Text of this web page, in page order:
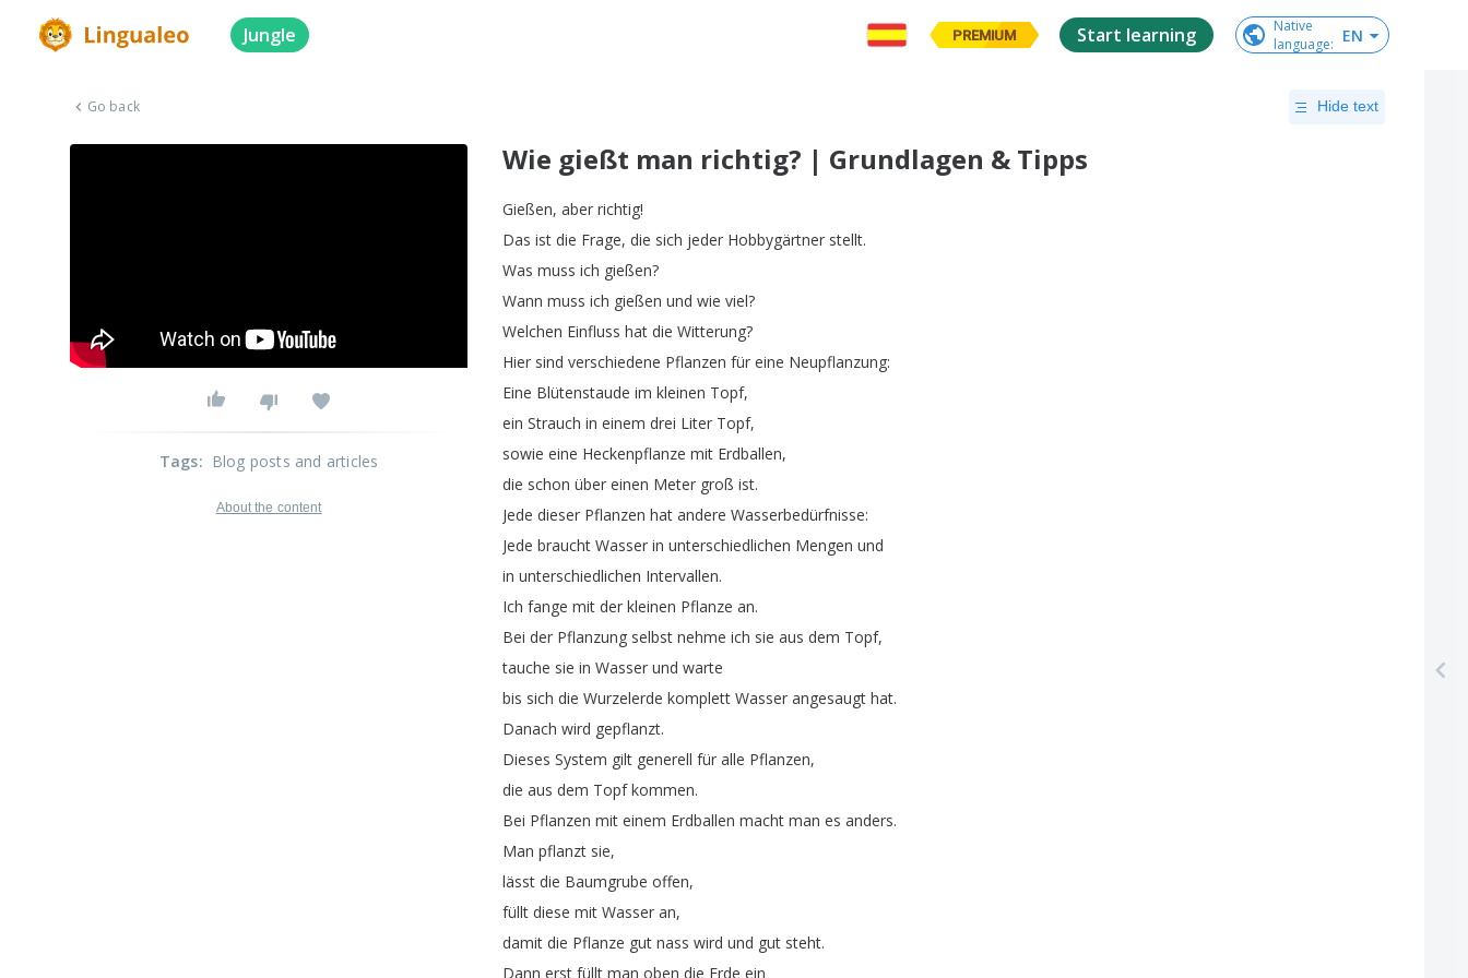
Jungle PREMIUM Start learning
Native
language: EN
Go back Hide text
Wie gießt man richtig? | Grundlagen & Tipps
Gießen, aber richtig!
Das ist die Frage, die sich jeder Hobbygärtner stellt.
Was muss ich gießen?
Wann muss ich gießen und wie viel?
Welchen Einfluss hat die Witterung?
Hier sind verschiedene Pflanzen für eine Neupflanzung:
Eine Blütenstaude im kleinen Topf,
ein Strauch in einem drei Liter Topf,
sowie eine Heckenpflanze mit Erdballen,
die schon über einen Meter groß ist.
Jede dieser Pflanzen hat andere Wasserbedürfnisse:
Jede braucht Wasser in unterschiedlichen Mengen und
in unterschiedlichen Intervallen.
Ich fange mit der kleinen Pflanze an.
Bei der Pflanzung selbst nehme ich sie aus dem Topf,
tauche sie in Wasser und warte
bis sich die Wurzelerde komplett Wasser angesaugt hat.
Danach wird gepflanzt.
Dieses System gilt generell für alle Pflanzen,
die aus dem Topf kommen.
Bei Pflanzen mit einem Erdballen macht man es anders.
Man pflanzt sie,
lässt die Baumgrube offen,
füllt diese mit Wasser an,
damit die Pflanze gut nass wird und gut steht.
Dann erst füllt man oben die Erde ein
Tags: Blog posts and articles
About the content